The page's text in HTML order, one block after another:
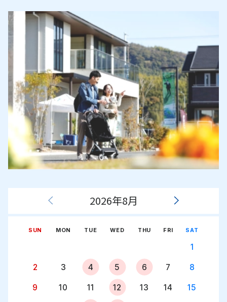
2026年8月
SUN MON TUE WED THU FRI SAT
1
2 3 4 5 6 7 8
9 10 11 12 13 14 15